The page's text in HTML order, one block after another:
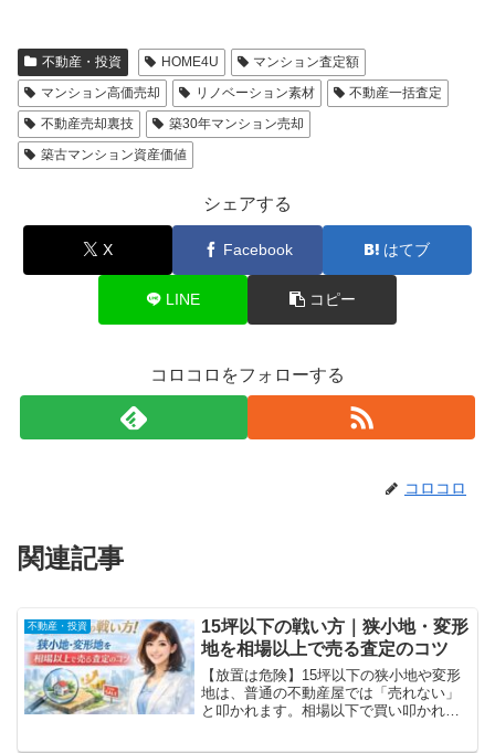
不動産・投資 HOME4U
マンション査定額
マンション高価売却
リノベーション素材
不動産一括査定
不動産売却裏技
築30年マンション売却
築古マンション資産価値
シェアする
X Facebook はてブ
LINE コピー
コロコロをフォローする
コロコロ
関連記事
不動産・投資
15坪以下の戦い方｜狭小地・変形
地を相場以上で売る査定のコツ
【放置は危険】15坪以下の狭小地や変形
地は、普通の不動産屋では「売れない」
と叩かれます。相場以下で買い叩かれる